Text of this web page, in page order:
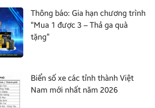
Thông báo: Gia hạn chương trình
“Mua 1 được 3 – Thả ga quà
tặng”
Biển số xe các tỉnh thành Việt
Nam mới nhất năm 2026